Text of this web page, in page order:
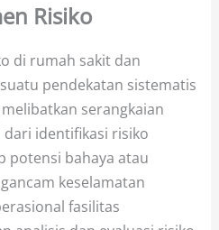
Risiko
di rumah sakit dan
pendekatan sistematis
serangkaian
identifikasi risiko
potensi bahaya atau
keselamatan
fasilitas